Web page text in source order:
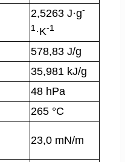
2,5263 J·g-
1 ·K-1
578,83 J/g
35,981 kJ/g
48 hPa
265 °C
23,0 mN/m